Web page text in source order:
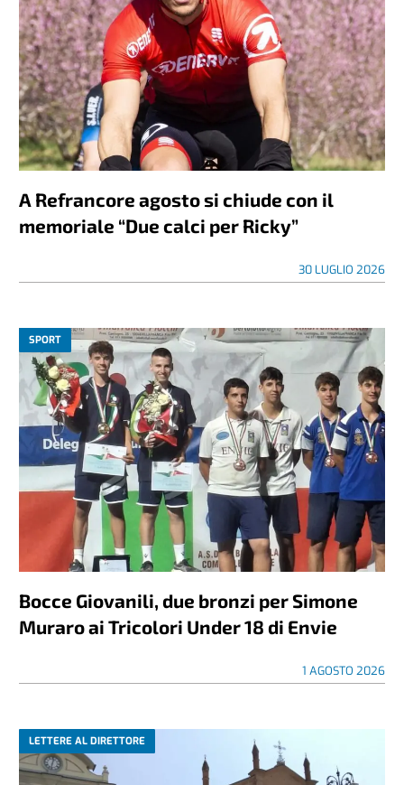
A Refrancore agosto si chiude con il
memoriale “Due calci per Ricky”
30 LUGLIO 2026
SPORT
Bocce Giovanili, due bronzi per Simone
Muraro ai Tricolori Under 18 di Envie
1 AGOSTO 2026
LETTERE AL DIRETTORE